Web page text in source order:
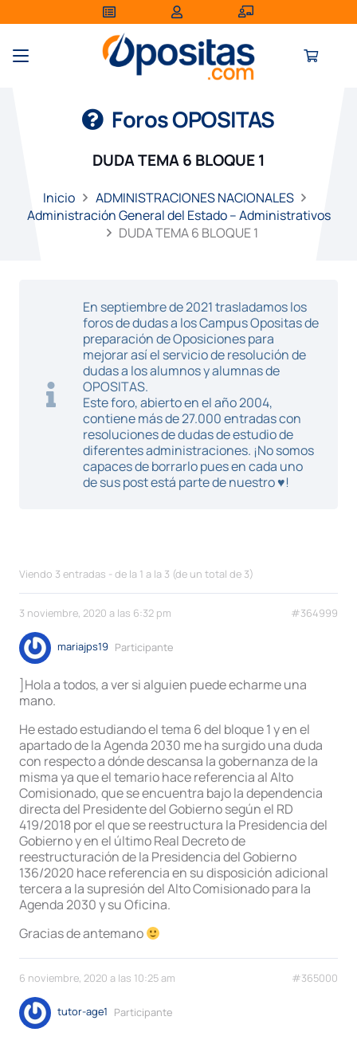
Foros OPOSITAS
DUDA TEMA 6 BLOQUE 1
Inicio
ADMINISTRACIONES NACIONALES
Administración General del Estado – Administrativos
DUDA TEMA 6 BLOQUE 1
En septiembre de 2021 trasladamos los
foros de dudas a los Campus Opositas de
preparación de Oposiciones para
mejorar así el servicio de resolución de
dudas a los alumnos y alumnas de
OPOSITAS.
Este foro, abierto en el año 2004,
contiene más de 27.000 entradas con
resoluciones de dudas de estudio de
diferentes administraciones. ¡No somos
capaces de borrarlo pues en cada uno
de sus post está parte de nuestro ♥!
Viendo 3 entradas - de la 1 a la 3 (de un total de 3)
3 noviembre, 2020 a las 6:32 pm #364999
mariajps19 Participante
]Hola a todos, a ver si alguien puede echarme una
mano.
He estado estudiando el tema 6 del bloque 1 y en el
apartado de la Agenda 2030 me ha surgido una duda
con respecto a dónde descansa la gobernanza de la
misma ya que el temario hace referencia al Alto
Comisionado, que se encuentra bajo la dependencia
directa del Presidente del Gobierno según el RD
419/2018 por el que se reestructura la Presidencia del
Gobierno y en el último Real Decreto de
reestructuración de la Presidencia del Gobierno
136/2020 hace referencia en su disposición adicional
tercera a la supresión del Alto Comisionado para la
Agenda 2030 y su Oficina.
Gracias de antemano
6 noviembre, 2020 a las 10:25 am #365000
tutor-age1 Participante